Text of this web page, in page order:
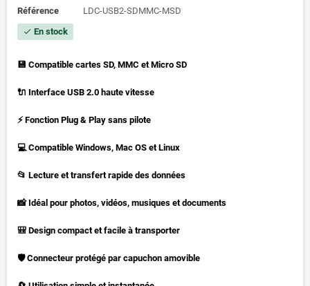
Référence LDC-USB2-SDMMC-MSD
check En stock
💾 Compatible cartes SD, MMC et Micro SD
🔌 Interface USB 2.0 haute vitesse
⚡ Fonction Plug & Play sans pilote
💻 Compatible Windows, Mac OS et Linux
📂 Lecture et transfert rapide des données
📸 Idéal pour photos, vidéos, musiques et documents
🎒 Design compact et facile à transporter
🛡️ Connecteur protégé par capuchon amovible